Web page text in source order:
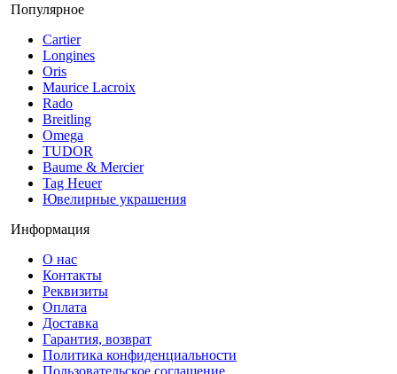
Популярное
Cartier
Longines
Oris
Maurice Lacroix
Rado
Breitling
Omega
TUDOR
Baume & Mercier
Tag Heuer
Ювелирные украшения
Информация
О нас
Контакты
Реквизиты
Оплата
Доставка
Гарантия, возврат
Политика конфиденциальности
Пользовательское соглашение